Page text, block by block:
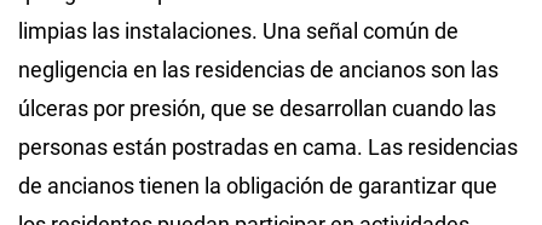
limpias las instalaciones. Una señal común de
negligencia en las residencias de ancianos son las
úlceras por presión, que se desarrollan cuando las
personas están postradas en cama. Las residencias
de ancianos tienen la obligación de garantizar que